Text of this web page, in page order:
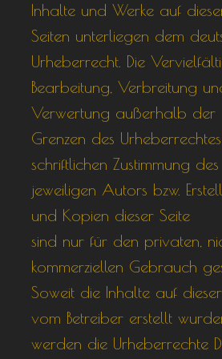
Inhalte und Werke auf
Seiten unterliegen dem
Urheberrecht. Die
Bearbeitung, Verbreitung
Verwertung außerhalb der
Grenzen des
schriftlichen Zustimmung des
jeweiligen Autors bzw.
und Kopien dieser Seite
sind nur für den privaten,
kommerziellen Gebrauch
Soweit die Inhalte auf
vom Betreiber erstellt
werden die Urheberrechte